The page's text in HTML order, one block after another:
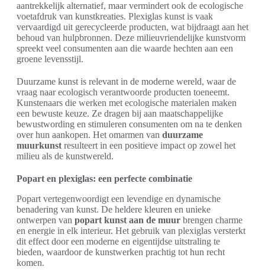
aantrekkelijk alternatief, maar vermindert ook de ecologische
voetafdruk van kunstkreaties. Plexiglas kunst is vaak
vervaardigd uit gerecycleerde producten, wat bijdraagt aan het
behoud van hulpbronnen. Deze milieuvriendelijke kunstvorm
spreekt veel consumenten aan die waarde hechten aan een
groene levensstijl.
Duurzame kunst is relevant in de moderne wereld, waar de
vraag naar ecologisch verantwoorde producten toeneemt.
Kunstenaars die werken met ecologische materialen maken
een bewuste keuze. Ze dragen bij aan maatschappelijke
bewustwording en stimuleren consumenten om na te denken
over hun aankopen. Het omarmen van duurzame
muurkunst resulteert in een positieve impact op zowel het
milieu als de kunstwereld.
Popart en plexiglas: een perfecte combinatie
Popart vertegenwoordigt een levendige en dynamische
benadering van kunst. De heldere kleuren en unieke
ontwerpen van popart kunst aan de muur brengen charme
en energie in elk interieur. Het gebruik van plexiglas versterkt
dit effect door een moderne en eigentijdse uitstraling te
bieden, waardoor de kunstwerken prachtig tot hun recht
komen.